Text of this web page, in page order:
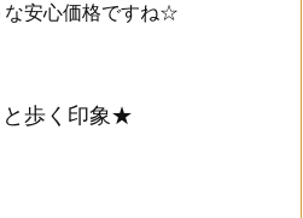
な安心価格ですね☆
と歩く印象★